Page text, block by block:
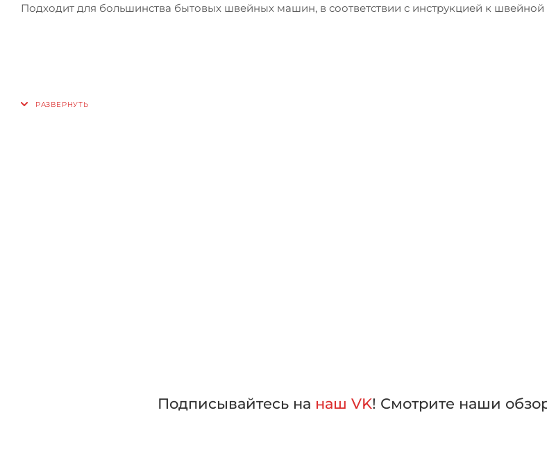
Подходит для большинства бытовых швейных машин, в соответствии с инструкцией к
Подписывайтесь на наш VK! Смотрите наши